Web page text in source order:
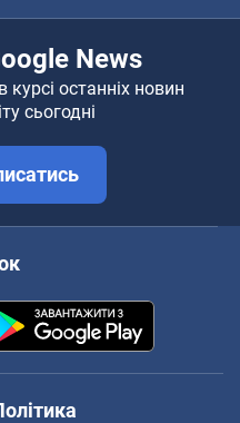
News
останніх новин
сьогодні